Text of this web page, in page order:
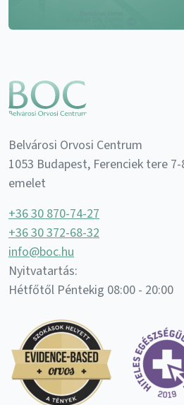
Belvárosi Orvosi Centrum
1053 Budapest, Ferenciek tere
emelet
+36 30 870-74-27
+36 30 372-68-32
info@boc.hu
Nyitvatartás:
Hétfőtől Péntekig 08:00 - 20:00